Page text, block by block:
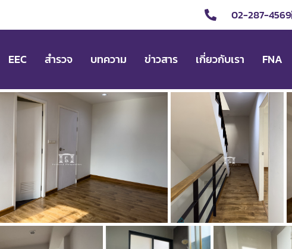
02-287-4569
EEC สำรวจ บทความ ข่าวสาร เกี่ยวกับเรา FNA